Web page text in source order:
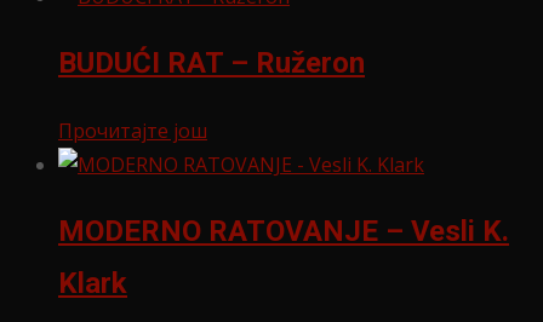
BUDUĆI RAT – Ružeron
Прочитајте још
MODERNO RATOVANJE – Vesli K.
Klark